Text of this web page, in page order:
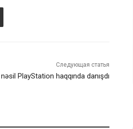
Следующая статья
PlayStation haqqında danışdı